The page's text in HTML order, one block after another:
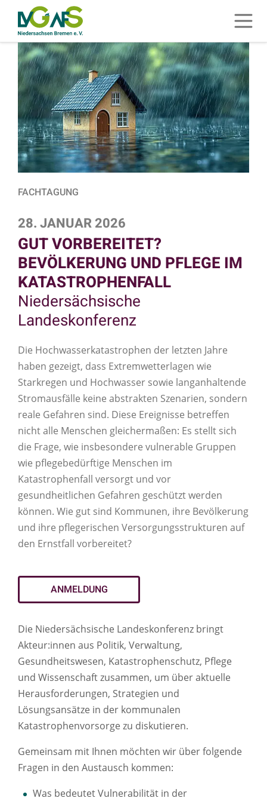
ZUM HAUPTINHALT SPRINGEN
ZUR SUCHE SPRINGEN
FACHTAGUNG
28. JANUAR 2026
GUT VORBEREITET?
BEVÖLKERUNG UND PFLEGE IM
KATASTROPHENFALL
Niedersächsische
Landeskonferenz
Die Hochwasserkatastrophen der letzten Jahre
haben gezeigt, dass Extremwetterlagen wie
Starkregen und Hochwasser sowie langanhaltende
Stromausfälle keine abstrakten Szenarien, sondern
reale Gefahren sind. Diese Ereignisse betreffen
nicht alle Menschen gleichermaßen: Es stellt sich
die Frage, wie insbesondere vulnerable Gruppen
wie pflegebedürftige Menschen im
Katastrophenfall versorgt und vor
gesundheitlichen Gefahren geschützt werden
können. Wie gut sind Kommunen, ihre Bevölkerung
und ihre pflegerischen Versorgungsstrukturen auf
den Ernstfall vorbereitet?
ANMELDUNG
Die Niedersächsische Landeskonferenz bringt
Akteur:innen aus Politik, Verwaltung,
Gesundheitswesen, Katastrophenschutz, Pflege
und Wissenschaft zusammen, um über aktuelle
Herausforderungen, Strategien und
Lösungsansätze in der kommunalen
Katastrophenvorsorge zu diskutieren.
Gemeinsam mit Ihnen möchten wir über folgende
Fragen in den Austausch kommen:
Was bedeutet Vulnerabilität in der